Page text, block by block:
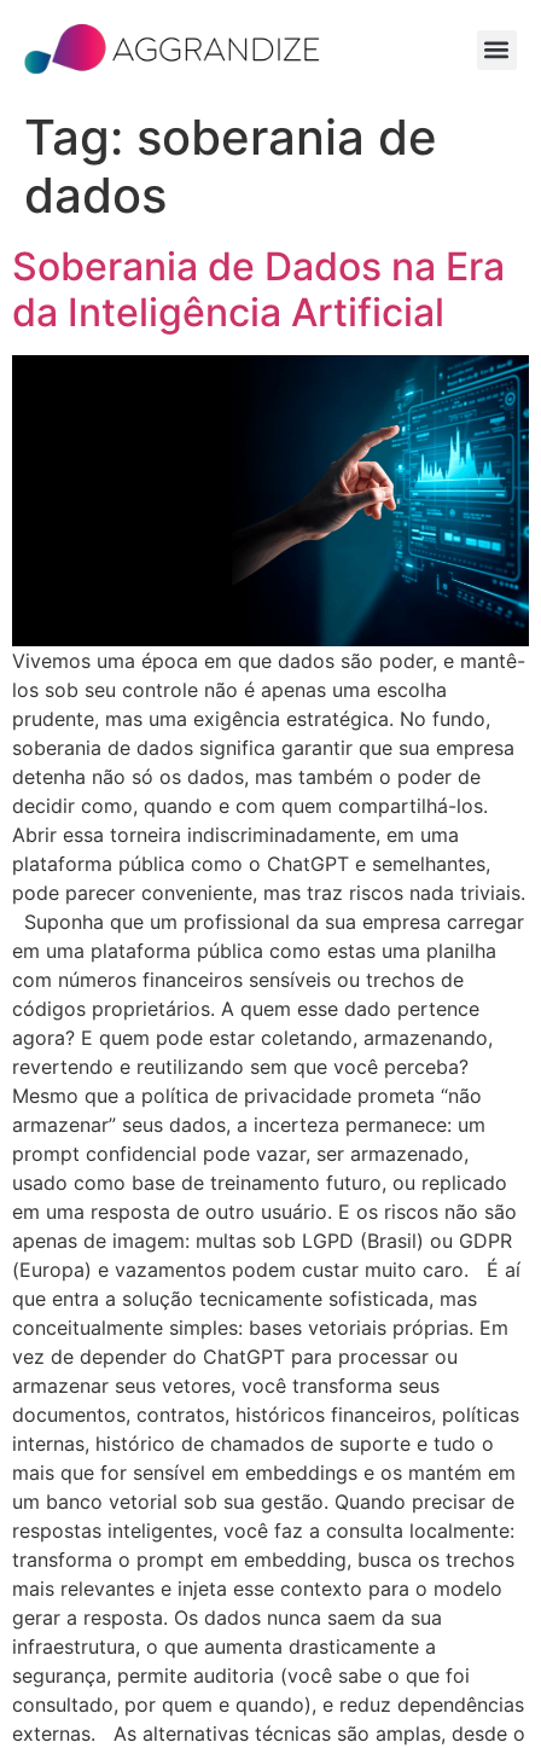
Tag: soberania de
dados
Soberania de Dados na Era
da Inteligência Artificial
Vivemos uma época em que dados são poder, e mantê-
los sob seu controle não é apenas uma escolha
prudente, mas uma exigência estratégica. No fundo,
soberania de dados significa garantir que sua empresa
detenha não só os dados, mas também o poder de
decidir como, quando e com quem compartilhá-los.
Abrir essa torneira indiscriminadamente, em uma
plataforma pública como o ChatGPT e semelhantes,
pode parecer conveniente, mas traz riscos nada triviais.
Suponha que um profissional da sua empresa carregar
em uma plataforma pública como estas uma planilha
com números financeiros sensíveis ou trechos de
códigos proprietários. A quem esse dado pertence
agora? E quem pode estar coletando, armazenando,
revertendo e reutilizando sem que você perceba?
Mesmo que a política de privacidade prometa “não
armazenar” seus dados, a incerteza permanece: um
prompt confidencial pode vazar, ser armazenado,
usado como base de treinamento futuro, ou replicado
em uma resposta de outro usuário. E os riscos não são
apenas de imagem: multas sob LGPD (Brasil) ou GDPR
(Europa) e vazamentos podem custar muito caro. É aí
que entra a solução tecnicamente sofisticada, mas
conceitualmente simples: bases vetoriais próprias. Em
vez de depender do ChatGPT para processar ou
armazenar seus vetores, você transforma seus
documentos, contratos, históricos financeiros, políticas
internas, histórico de chamados de suporte e tudo o
mais que for sensível em embeddings e os mantém em
um banco vetorial sob sua gestão. Quando precisar de
respostas inteligentes, você faz a consulta localmente:
transforma o prompt em embedding, busca os trechos
mais relevantes e injeta esse contexto para o modelo
gerar a resposta. Os dados nunca saem da sua
infraestrutura, o que aumenta drasticamente a
segurança, permite auditoria (você sabe o que foi
consultado, por quem e quando), e reduz dependências
externas. As alternativas técnicas são amplas, desde o